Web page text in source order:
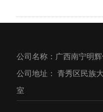
公司名称：广西南宁明
公司地址： 青秀区民族
室